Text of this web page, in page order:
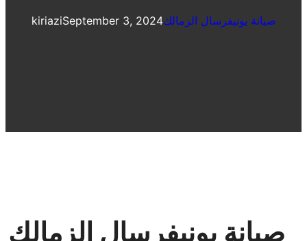
kiriaziSeptember 3, 2024صيانة يونيفرسال الزمالك
صيانة يونيفرسال الزمالك